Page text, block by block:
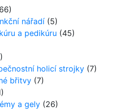
nářadí (5)
a pedikúru (45)
holicí strojky (7)
břitvy (7)
a gely (26)